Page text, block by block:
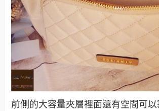
前側的大容量夾層裡面還有空間可